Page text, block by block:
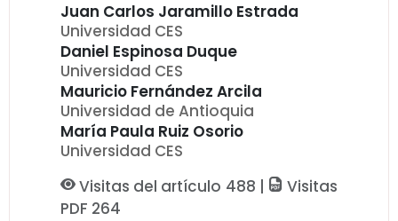
Juan Carlos Jaramillo Estrada
Universidad CES
Daniel Espinosa Duque
Universidad CES
Mauricio Fernández Arcila
Universidad de Antioquia
María Paula Ruiz Osorio
Universidad CES
Visitas del artículo 488 |
Visitas
PDF 264